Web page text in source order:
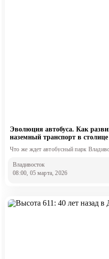
Эволюция автобуса. Как
наземный транспорт в
Что же ждет автобусный парк
Владивосток
08:00, 05 марта, 2026